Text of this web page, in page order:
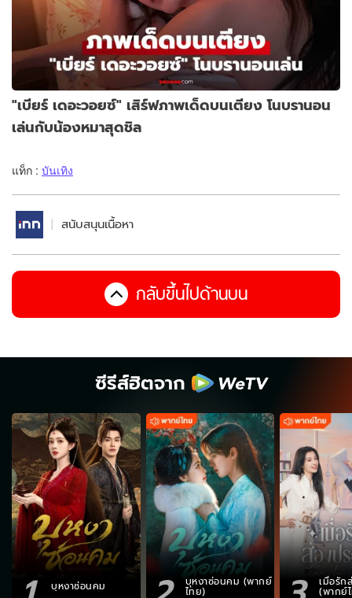
"เบียร์ เดอะวอยซ์" เสิร์ฟภาพเด็ดบนเตียง โนบรานอน
เล่นกับน้องหมาสุดชิล
แท็ก : บันเทิง
สนับสนุนเนื้อหา
กลับขึ้นไปด้านบน
ซีรีส์ฮิตจาก
บุหงาซ่อนคม บุหงาซ่อนคม (พากย์
ไทย)
เมื่อรัก
(พากย์